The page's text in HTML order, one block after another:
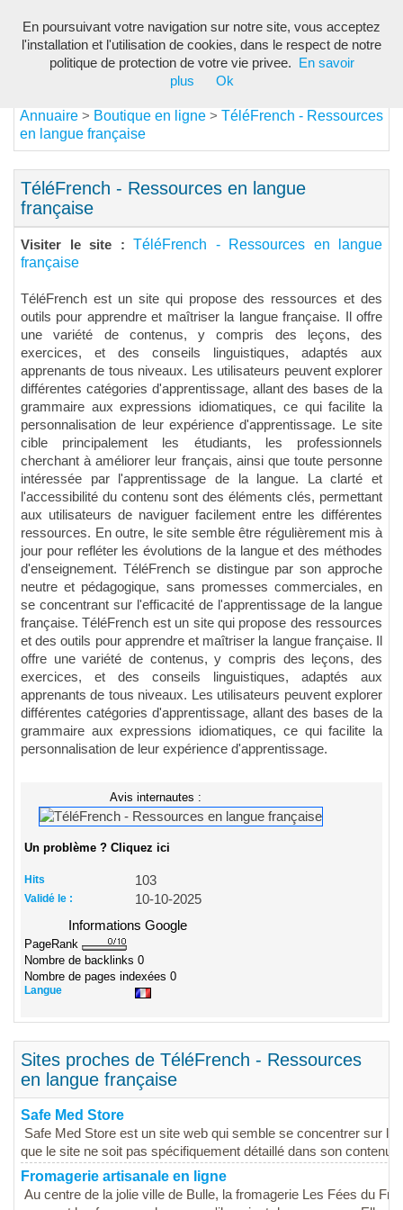
Annuaire > Boutique en ligne > TéléFrench - Ressources
en langue française
TéléFrench - Ressources en langue
française
Visiter le site : TéléFrench - Ressources en langue
française
TéléFrench est un site qui propose des ressources et des
outils pour apprendre et maîtriser la langue française. Il offre
une variété de contenus, y compris des leçons, des
exercices, et des conseils linguistiques, adaptés aux
apprenants de tous niveaux. Les utilisateurs peuvent explorer
différentes catégories d'apprentissage, allant des bases de la
grammaire aux expressions idiomatiques, ce qui facilite la
personnalisation de leur expérience d'apprentissage. Le site
cible principalement les étudiants, les professionnels
cherchant à améliorer leur français, ainsi que toute personne
intéressée par l'apprentissage de la langue. La clarté et
l'accessibilité du contenu sont des éléments clés, permettant
aux utilisateurs de naviguer facilement entre les différentes
ressources. En outre, le site semble être régulièrement mis à
jour pour refléter les évolutions de la langue et des méthodes
d'enseignement. TéléFrench se distingue par son approche
neutre et pédagogique, sans promesses commerciales, en
se concentrant sur l'efficacité de l'apprentissage de la langue
française. TéléFrench est un site qui propose des ressources
et des outils pour apprendre et maîtriser la langue française. Il
offre une variété de contenus, y compris des leçons, des
exercices, et des conseils linguistiques, adaptés aux
apprenants de tous niveaux. Les utilisateurs peuvent explorer
différentes catégories d'apprentissage, allant des bases de la
grammaire aux expressions idiomatiques, ce qui facilite la
personnalisation de leur expérience d'apprentissage.
Avis internautes :
Un problème ? Cliquez ici
Hits 103
Validé le :
10-10-2025
Informations Google
PageRank
Nombre de backlinks 0
Nombre de pages indexées 0
Langue
Sites proches de TéléFrench - Ressources
en langue française
Safe Med Store
Safe Med Store est un site web qui semble se concentrer sur
que le site ne soit pas spécifiquement détaillé dans son contenu,
Fromagerie artisanale en ligne
Au centre de la jolie ville de Bulle, la fromagerie Les Fées du
En poursuivant votre navigation sur notre site, vous acceptez
l'installation et l'utilisation de cookies, dans le respect de notre
politique de protection de votre vie privee.
En savoir
plus
Ok